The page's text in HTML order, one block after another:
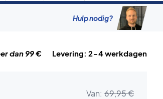
Hulp nodig?
dan 99 € Levering: 2-4 werkdagen
Van: 69,95 €